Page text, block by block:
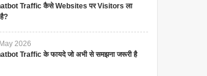
Traffic कैसे Websites पर Visitors ला
May 2026
Traffic के फायदे जो अभी से समझना जरूरी है